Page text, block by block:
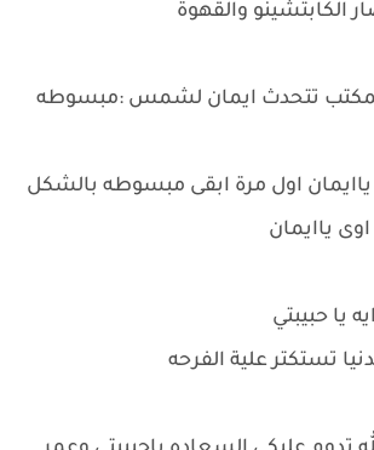
الكابتشينو والقهوة
تتحدث ايمان لشمس :مبسوطه
اول مرة ابقى مبسوطه بالشكل
ياايمان
يا حبيبتي
تستكتر علية الفرحه